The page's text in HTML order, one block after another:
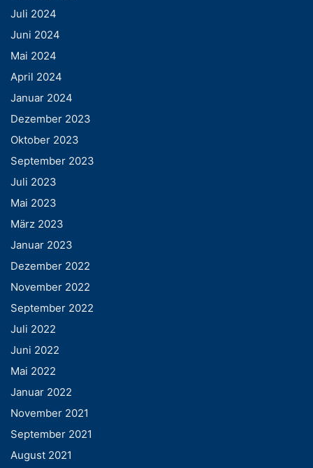
Juli 2024
Juni 2024
Mai 2024
April 2024
Januar 2024
Dezember 2023
Oktober 2023
September 2023
Juli 2023
Mai 2023
März 2023
Januar 2023
Dezember 2022
November 2022
September 2022
Juli 2022
Juni 2022
Mai 2022
Januar 2022
November 2021
September 2021
August 2021